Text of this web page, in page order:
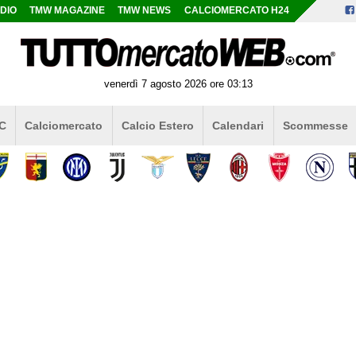
TMW MAGAZINE TMW NEWS CALCIOMERCATO H24
venerdì 7 agosto 2026 ore 03:13
Calciomercato Calcio Estero Calendari Scommesse